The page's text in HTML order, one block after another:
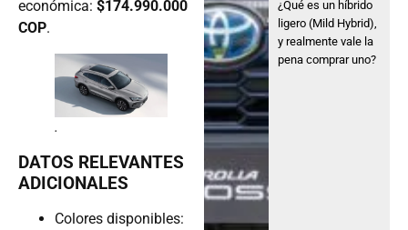
económica: $174.990.000
COP.
.
DATOS RELEVANTES
ADICIONALES
Colores disponibles:
¿Qué es un híbrido
ligero (Mild Hybrid),
y realmente vale la
pena comprar uno?